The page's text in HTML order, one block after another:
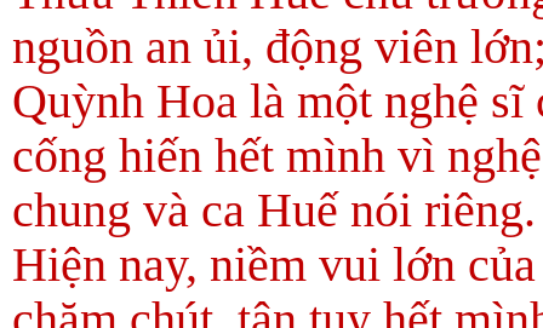
nguồn an ủi, động viên
Quỳnh Hoa là một nghệ sĩ
cống hiến hết mình vì
chung và ca Huế nói riêng.
Hiện nay, niềm vui lớn